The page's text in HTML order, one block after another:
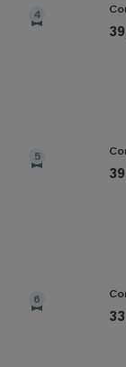
4
5
6